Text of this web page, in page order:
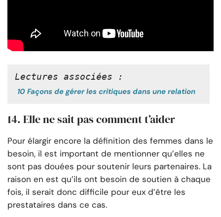
Lectures associées :
10 Façons de gérer les critiques dans une relation
14. Elle ne sait pas comment t’aider
Pour élargir encore la définition des femmes dans le
besoin, il est important de mentionner qu’elles ne
sont pas douées pour soutenir leurs partenaires. La
raison en est qu’ils ont besoin de soutien à chaque
fois, il serait donc difficile pour eux d’être les
prestataires dans ce cas.